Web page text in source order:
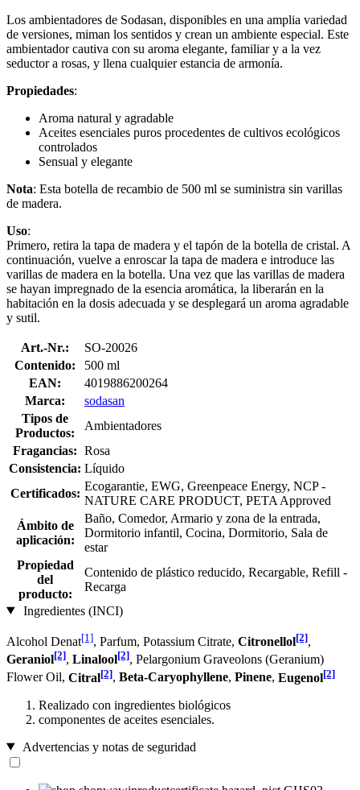
Los ambientadores de Sodasan, disponibles en una amplia variedad
de versiones, miman los sentidos y crean un ambiente especial. Este
ambientador cautiva con su aroma elegante, familiar y a la vez
seductor a rosas, y llena cualquier estancia de armonía.
Propiedades:
Aroma natural y agradable
Aceites esenciales puros procedentes de cultivos ecológicos
controlados
Sensual y elegante
Nota: Esta botella de recambio de 500 ml se suministra sin varillas
de madera.
Uso:
Primero, retira la tapa de madera y el tapón de la botella de cristal. A
continuación, vuelve a enroscar la tapa de madera e introduce las
varillas de madera en la botella. Una vez que las varillas de madera
se hayan impregnado de la esencia aromática, la liberarán en la
habitación en la dosis adecuada y se desplegará un aroma agradable
y sutil.
Art.-Nr.:
SO-20026
Contenido:
500 ml
EAN:
4019886200264
Marca:
sodasan
Tipos de
Productos:
Ambientadores
Fragancias: Rosa
Consistencia: Líquido
Certificados:
Ecogarantie, EWG, Greenpeace Energy, NCP -
NATURE CARE PRODUCT, PETA Approved
Ámbito de
aplicación:
Baño, Comedor, Armario y zona de la entrada,
Dormitorio infantil, Cocina, Dormitorio, Sala de
estar
Propiedad
del
producto:
Contenido de plástico reducido, Recargable, Refill -
Recarga
Ingredientes (INCI)
Alcohol Denat[1], Parfum, Potassium Citrate, Citronellol[2],
Geraniol[2], Linalool[2], Pelargonium Graveolons (Geranium)
Flower Oil, Citral[2], Beta-Caryophyllene, Pinene, Eugenol[2]
Realizado con ingredientes biológicos
componentes de aceites esenciales.
Advertencias y notas de seguridad